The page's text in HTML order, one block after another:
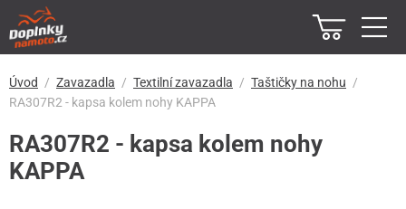
Úvod Zavazadla Textilní zavazadla
Taštičky na nohu
RA307R2 - kapsa kolem nohy KAPPA
RA307R2 - kapsa kolem nohy
KAPPA